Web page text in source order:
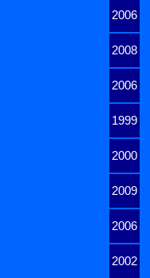
2006
2008
2006
1999
2000
2009
2006
2002